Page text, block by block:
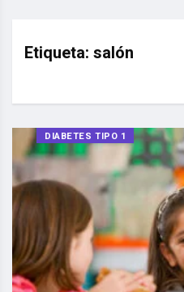
Etiqueta: salón
DIABETES TIPO 1